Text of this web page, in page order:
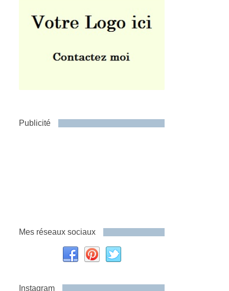
Publicité
Mes réseaux sociaux
Instagram